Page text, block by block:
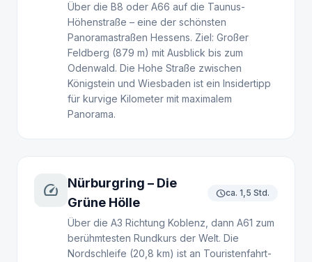
Über die B8 oder A66 auf die Taunus-
Höhenstraße – eine der schönsten
Panoramastraßen Hessens. Ziel: Großer
Feldberg (879 m) mit Ausblick bis zum
Odenwald. Die Hohe Straße zwischen
Königstein und Wiesbaden ist ein Insidertipp
für kurvige Kilometer mit maximalem
Panorama.
speed
Nürburgring – Die
Grüne Hölle
scheduleca. 1,5 Std.
Über die A3 Richtung Koblenz, dann A61 zum
berühmtesten Rundkurs der Welt. Die
Nordschleife (20,8 km) ist an Touristenfahrt-